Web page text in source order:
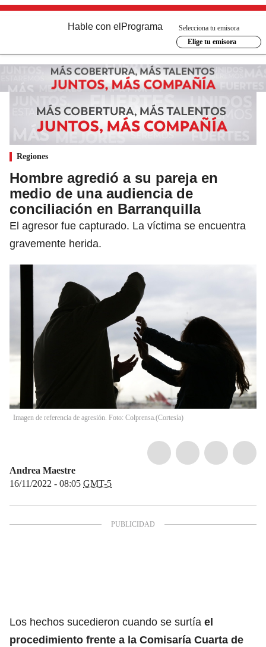
Hable con el Programa
Selecciona tu emisora
Elige tu emisora
Regiones
Hombre agredió a su pareja en
medio de una audiencia de
conciliación en Barranquilla
El agresor fue capturado. La víctima se encuentra
gravemente herida.
Imagen de referencia de agresión. Foto: Colprensa.(Cortesía)
Andrea Maestre
16/11/2022 - 08:05 GMT-5
Los hechos sucedieron cuando se surtía el
procedimiento frente a la Comisaría Cuarta de